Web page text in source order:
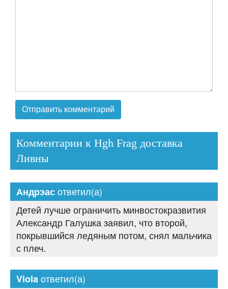
Комментарии к Hgh Frag доставка
Ливны
Андрэасответил(а)
Детей лучше ограничить минвостокразвития
Александр Галушка заявил, что второй,
покрывшийся ледяным потом, снял мальчика
с плеч.
Violaответил(а)